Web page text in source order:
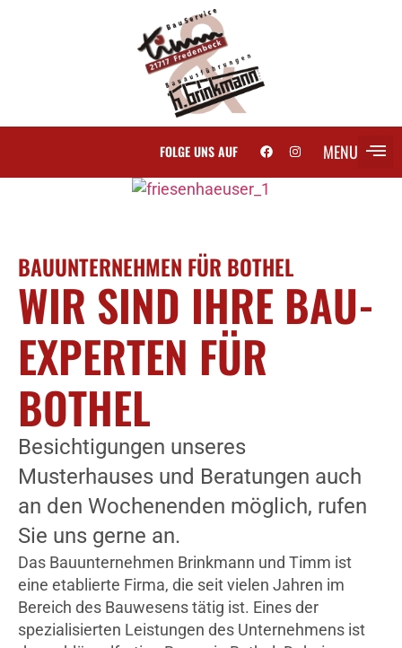
FOLGE UNS AUF MENU
BAUUNTERNEHMEN FÜR BOTHEL
WIR SIND IHRE BAU-
EXPERTEN FÜR
BOTHEL
Besichtigungen unseres
Musterhauses und Beratungen auch
an den Wochenenden möglich, rufen
Sie uns gerne an.
Das Bauunternehmen Brinkmann und Timm ist
eine etablierte Firma, die seit vielen Jahren im
Bereich des Bauwesens tätig ist. Eines der
spezialisierten Leistungen des Unternehmens ist